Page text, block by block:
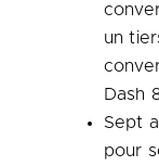
un
Dash
Sept
pour